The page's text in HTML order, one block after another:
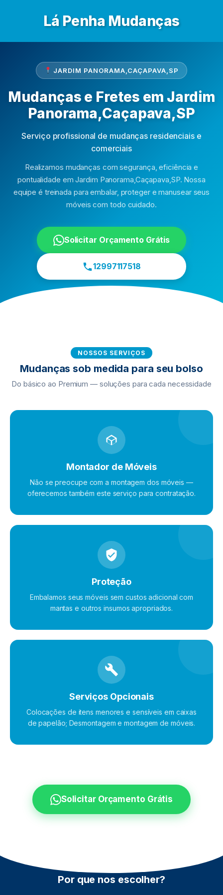
Lá Penha Mudanças
JARDIM PANORAMA,CAÇAPAVA,SP
Mudanças e Fretes em Jardim
Panorama,Caçapava,SP
Serviço profissional de mudanças residenciais e
comerciais
Realizamos mudanças com segurança, eficiência e
pontualidade em Jardim Panorama,Caçapava,SP. Nossa
equipe é treinada para embalar, proteger e manusear seus
móveis com todo cuidado.
Solicitar Orçamento Grátis
12997117518
NOSSOS SERVIÇOS
Mudanças sob medida para seu bolso
Do básico ao Premium — soluções para cada necessidade
Montador de Móveis
Não se preocupe com a montagem dos móveis —
oferecemos também este serviço para contratação.
Proteção
Embalamos seus móveis sem custos adicional com
mantas e outros insumos apropriados.
Serviços Opcionais
Colocações de itens menores e sensíveis em caixas
de papelão; Desmontagem e montagem de móveis.
Solicitar Orçamento Grátis
Por que nos escolher?